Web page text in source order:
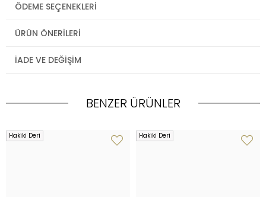
ÖDEME SEÇENEKLERI
ÜRÜN ÖNERILERI
İADE VE DEĞIŞIM
BENZER ÜRÜNLER
Hakiki Deri Hakiki Deri